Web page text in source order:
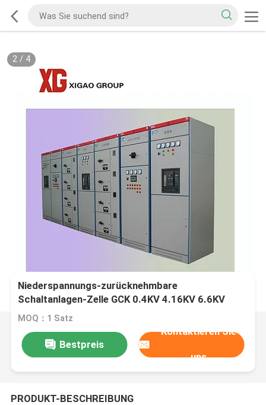
2/ 4
Niederspannungs-zurücknehmbare
Schaltanlagen-Zelle GCK 0.4KV 4.16KV 6.6KV
MOQ：1 Satz
Bestpreis
Kontaktieren Sie
uns
PRODUKT-BESCHREIBUNG